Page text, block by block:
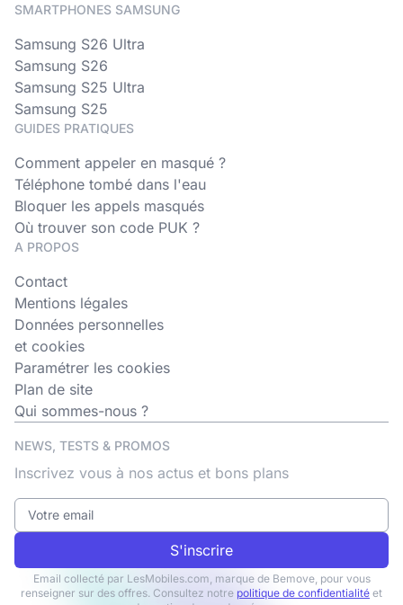
SMARTPHONES SAMSUNG
Samsung S26 Ultra
Samsung S26
Samsung S25 Ultra
Samsung S25
GUIDES PRATIQUES
Comment appeler en masqué ?
Téléphone tombé dans l'eau
Bloquer les appels masqués
Où trouver son code PUK ?
A PROPOS
Contact
Mentions légales
Données personnelles
et cookies
Paramétrer les cookies
Plan de site
Qui sommes-nous ?
NEWS, TESTS & PROMOS
Inscrivez vous à nos actus et bons plans
S'inscrire
Email collecté par LesMobiles.com, marque de Bemove, pour vous
renseigner sur des offres. Consultez notre politique de confidentialité et